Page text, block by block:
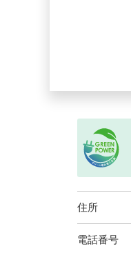
住所
電話番号